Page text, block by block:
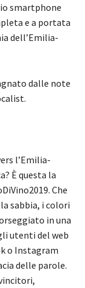
smartphone
e a portata
dell’Emilia-
dalle note
l’Emilia-
È questa la
Che
sabbia, i colori
in una
utenti del web
o Instagram
delle parole.